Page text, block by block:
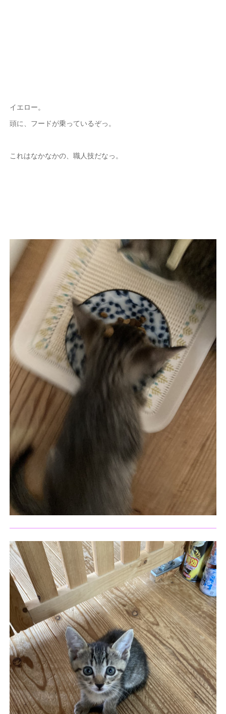
イエロー。
頭に、フードが乗っているぞっ。
これはなかなかの、職人技だなっ。